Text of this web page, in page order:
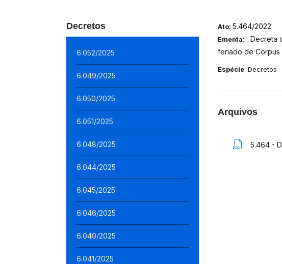
Decretos
6.052/2025
6.049/2025
6.050/2025
6.051/2025
6.048/2025
6.044/2025
6.045/2025
6.046/2025
6.040/2025
6.041/2025
Ato: 5.464/2022
Ementa:
Decreta
feriado de
Espécie: Decretos
Arquivos
5.464 -